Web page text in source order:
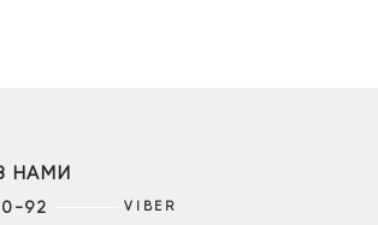
НАМИ
92 VIBER